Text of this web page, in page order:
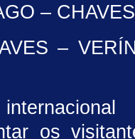
–
–
os